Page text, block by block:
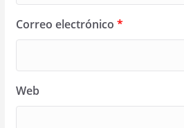
Correo electrónico *
Web